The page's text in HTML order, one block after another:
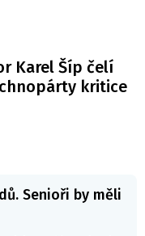
Karel Šíp čelí
kritice
Senioři by měli